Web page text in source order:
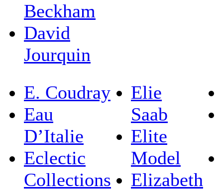
Beckham
David
Jourquin
E. Coudray
Eau
D’Italie
Eclectic
Collections
Elie
Saab
Elite
Model
Elizabeth